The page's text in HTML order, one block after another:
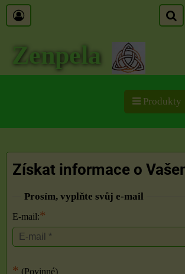
Zenpela
Produkty
Získat informace o
Prosím, vyplňte svůj e-mail
E-mail:*
* (Povinné)